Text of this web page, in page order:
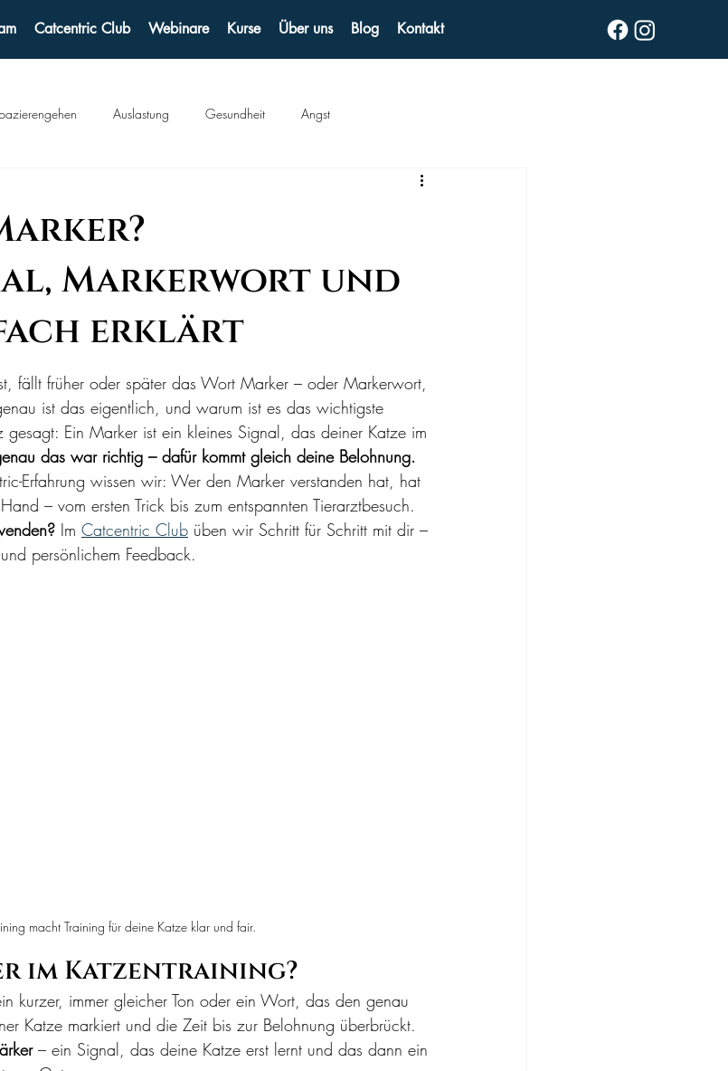
Catcentric Club Webinare Kurse Über uns Blog Kontakt
Auslastung Gesundheit Angst
Markerwort und
erklärt
fällt früher oder später das Wort Marker – oder Markerwort,
ist das eigentlich, und warum ist es das wichtigste
Ein Marker ist ein kleines Signal, das deiner Katze im
das war richtig – dafür kommt gleich deine Belohnung.
Erfahrung wissen wir: Wer den Marker verstanden hat, hat
– vom ersten Trick bis zum entspannten Tierarztbesuch.
Im Catcentric Club üben wir Schritt für Schritt mit dir –
persönlichem Feedback.
macht Training für deine Katze klar und fair.
im Katzentraining?
kurzer, immer gleicher Ton oder ein Wort, das den genau
Katze markiert und die Zeit bis zur Belohnung überbrückt.
– ein Signal, das deine Katze erst lernt und das dann ein